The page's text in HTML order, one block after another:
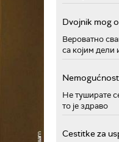
Dvojnik mog
Вероватно
са којим
Не туширате
то је здраво
Cestitke za